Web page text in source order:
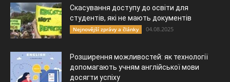
Скасування доступу до освіти для
студентів, які не мають документів
Nejnovější zprávy a články 04.08.2025
Розширення можливостей: як технології
допомагають учням англійської мови
досягти успіху